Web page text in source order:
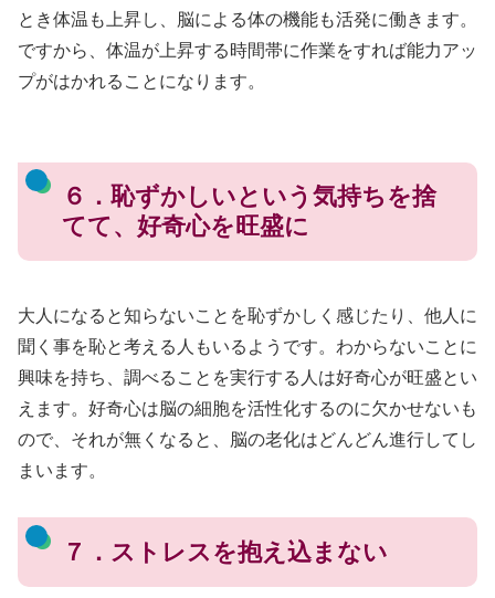
とき体温も上昇し、脳による体の機能も活発に働きます。
ですから、体温が上昇する時間帯に作業をすれば能力アッ
プがはかれることになります。
６．恥ずかしいという気持ちを捨
てて、好奇心を旺盛に
大人になると知らないことを恥ずかしく感じたり、他人に
聞く事を恥と考える人もいるようです。わからないことに
興味を持ち、調べることを実行する人は好奇心が旺盛とい
えます。好奇心は脳の細胞を活性化するのに欠かせないも
ので、それが無くなると、脳の老化はどんどん進行してし
まいます。
７．ストレスを抱え込まない